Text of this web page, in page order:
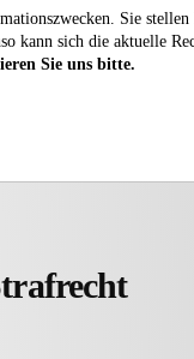
Sie
kann sich die aktuelle
Sie uns bitte.